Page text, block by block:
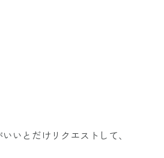
いとだけリクエストして、